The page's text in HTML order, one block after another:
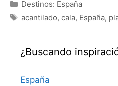
Categorías
Destinos: España
Etiquetas
acantilado, cala, España,
¿Buscando
España